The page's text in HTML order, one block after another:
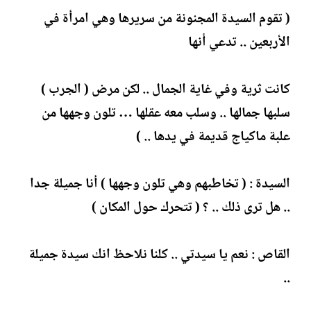
( تقوم السيدة المجنونة من سريرها وهي امرأة في
الأربعين .. تدعي أنها
كانت ثرية وفي غاية الجمال .. لكن مرض ( الجرب )
سلبها جمالها .. وسلب معه عقلها … تلون وجهها من
علبة ماكياج قديمة في يدها .. )
السيدة : ( تخاطبهم وهي تلون وجهها ) أنا جميلة جدا
.. هل ترى ذلك .. ؟ ( تتحرك حول المكان )
القاص : نعم يا سيدتي .. كلنا نلاحظ انك سيدة جميلة
..